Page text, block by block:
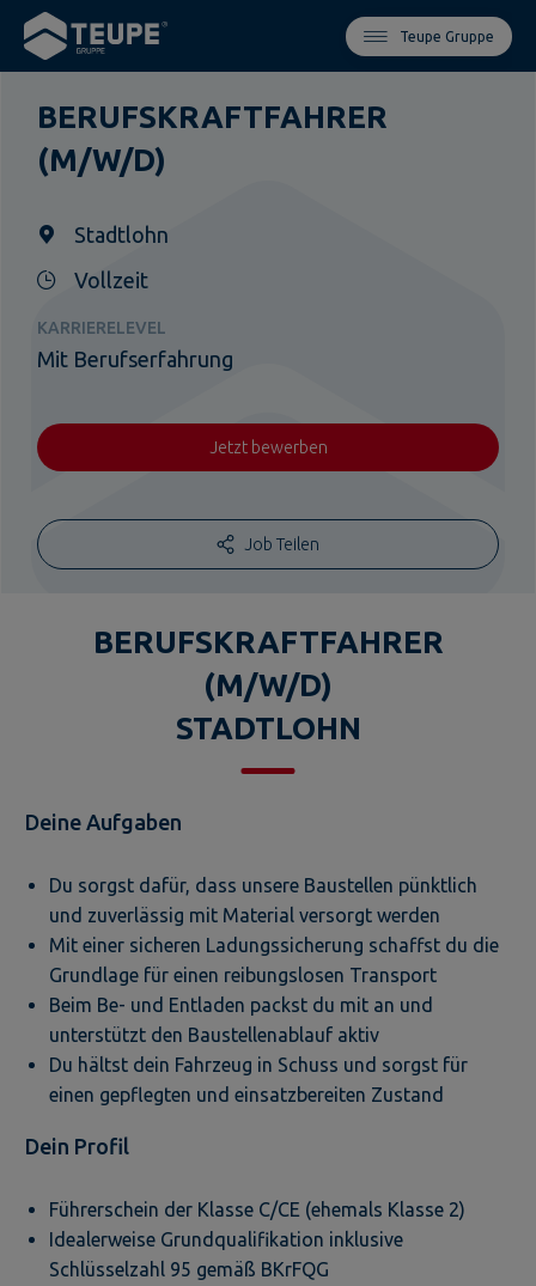
Teupe Gruppe
BERUFSKRAFTFAHRER
(M/W/D)
Stadtlohn
Vollzeit
KARRIERELEVEL
Mit Berufserfahrung
Jetzt bewerben
Job Teilen
BERUFSKRAFTFAHRER
(M/W/D)
STADTLOHN
Deine Aufgaben
Du sorgst dafür, dass unsere Baustellen pünktlich
und zuverlässig mit Material versorgt werden
Mit einer sicheren Ladungssicherung schaffst du die
Grundlage für einen reibungslosen Transport
Beim Be- und Entladen packst du mit an und
unterstützt den Baustellenablauf aktiv
Du hältst dein Fahrzeug in Schuss und sorgst für
einen gepflegten und einsatzbereiten Zustand
Dein Profil
Führerschein der Klasse C/CE (ehemals Klasse 2)
Idealerweise Grundqualifikation inklusive
Schlüsselzahl 95 gemäß BKrFQG